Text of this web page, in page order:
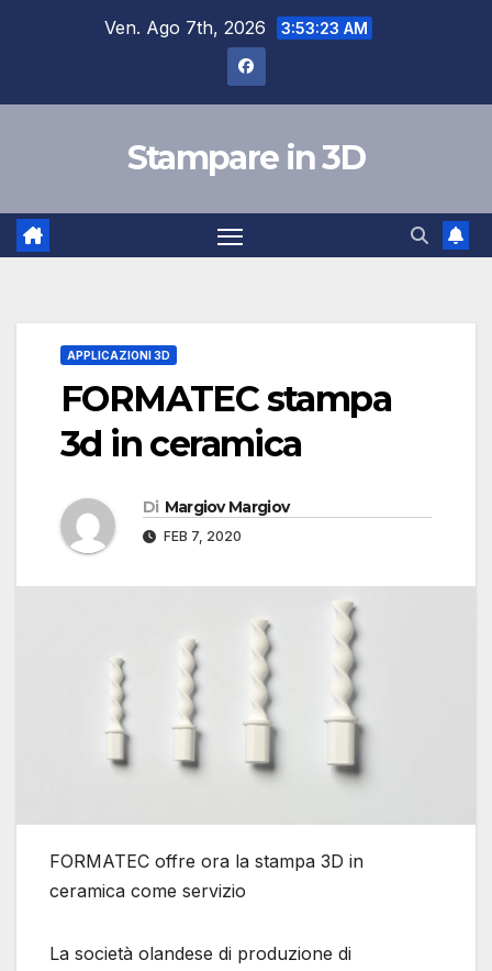
Ven. Ago 7th, 2026 3:53:24 AM
Stampare in 3D
APPLICAZIONI 3D
FORMATEC stampa
3d in ceramica
Di Margiov Margiov
FEB 7, 2020
FORMATEC offre ora la stampa 3D in
ceramica come servizio
La società olandese di produzione di